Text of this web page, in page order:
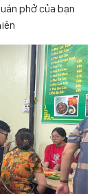
phở của bạn